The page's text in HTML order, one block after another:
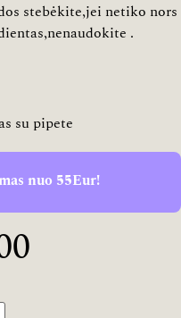
stebėkite,jei netiko nors
.
su pipete
nuo 55Eur!